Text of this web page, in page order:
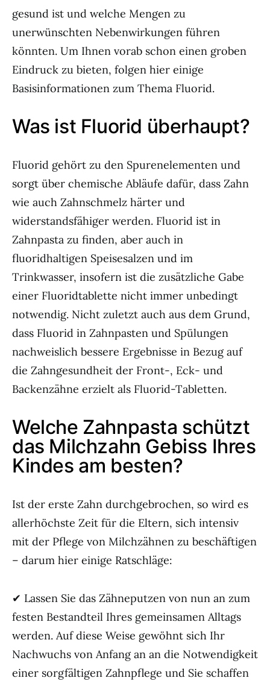
gesund ist und welche Mengen zu
unerwünschten Nebenwirkungen führen
könnten. Um Ihnen vorab schon einen groben
Eindruck zu bieten, folgen hier einige
Basisinformationen zum Thema Fluorid.
Was ist Fluorid überhaupt?
Fluorid gehört zu den Spurenelementen und
sorgt über chemische Abläufe dafür, dass Zahn
wie auch Zahnschmelz härter und
widerstandsfähiger werden. Fluorid ist in
Zahnpasta zu finden, aber auch in
fluoridhaltigen Speisesalzen und im
Trinkwasser, insofern ist die zusätzliche Gabe
einer Fluoridtablette nicht immer unbedingt
notwendig. Nicht zuletzt auch aus dem Grund,
dass Fluorid in Zahnpasten und Spülungen
nachweislich bessere Ergebnisse in Bezug auf
die Zahngesundheit der Front-, Eck- und
Backenzähne erzielt als Fluorid-Tabletten.
Welche Zahnpasta schützt
das Milchzahn Gebiss Ihres
Kindes am besten?
Ist der erste Zahn durchgebrochen, so wird es
allerhöchste Zeit für die Eltern, sich intensiv
mit der Pflege von Milchzähnen zu beschäftigen
– darum hier einige Ratschläge:
✔ Lassen Sie das Zähneputzen von nun an zum
festen Bestandteil Ihres gemeinsamen Alltags
werden. Auf diese Weise gewöhnt sich Ihr
Nachwuchs von Anfang an an die Notwendigkeit
einer sorgfältigen Zahnpflege und Sie schaffen